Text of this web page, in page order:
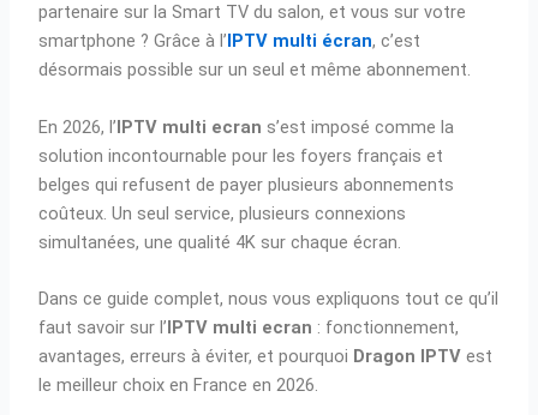
partenaire sur la Smart TV du salon, et vous sur votre
smartphone ? Grâce à l’IPTV multi écran, c’est
désormais possible sur un seul et même abonnement.
En 2026, l’IPTV multi ecran s’est imposé comme la
solution incontournable pour les foyers français et
belges qui refusent de payer plusieurs abonnements
coûteux. Un seul service, plusieurs connexions
simultanées, une qualité 4K sur chaque écran.
Dans ce guide complet, nous vous expliquons tout ce qu’il
faut savoir sur l’IPTV multi ecran : fonctionnement,
avantages, erreurs à éviter, et pourquoi Dragon IPTV est
le meilleur choix en France en 2026.